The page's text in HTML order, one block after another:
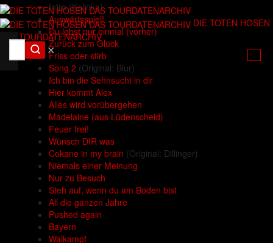
DIE TOTEN HOSEN
DAS TOURDATENARCHIV
✕
Intro(Kalinka)
Auswärtsspiel!
Du lebst nur einmal (vorher)
Zurück zum Glück
Friss oder stirb
Song 2 (Original: Blur)
Ich bin die Sehnsucht in dir
Hier kommt Alex
Alles wird vorübergehen
Madelaine (aus Lüdenscheid)
Feuer frei!
Wünsch DIR was
Cokane in my brain (Original: Dillinger)
Niemals einer Meinung
Nur zu Besuch
Steh auf, wenn du am Boden bist
All die ganzen Jahre
Pushed again
Bayern
Walkampf